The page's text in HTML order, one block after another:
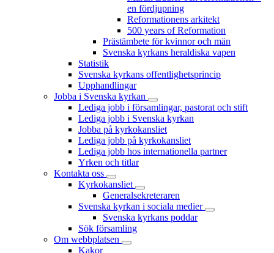
en fördjupning
Reformationens arkitekt
500 years of Reformation
Prästämbete för kvinnor och män
Svenska kyrkans heraldiska vapen
Statistik
Svenska kyrkans offentlighetsprincip
Upphandlingar
Jobba i Svenska kyrkan
Lediga jobb i församlingar, pastorat och stift
Lediga jobb i Svenska kyrkan
Jobba på kyrkokansliet
Lediga jobb på kyrkokansliet
Lediga jobb hos internationella partner
Yrken och titlar
Kontakta oss
Kyrkokansliet
Generalsekreteraren
Svenska kyrkan i sociala medier
Svenska kyrkans poddar
Sök församling
Om webbplatsen
Kakor